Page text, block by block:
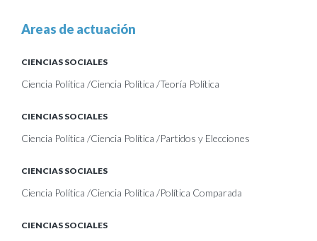
Areas de actuación
CIENCIAS SOCIALES
Ciencia Política /Ciencia Política /Teoría Política
CIENCIAS SOCIALES
Ciencia Política /Ciencia Política /Partidos y Elecciones
CIENCIAS SOCIALES
Ciencia Política /Ciencia Política /Política Comparada
CIENCIAS SOCIALES